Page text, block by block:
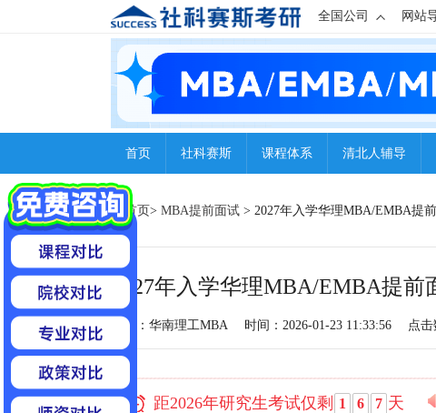
全国公司 网站
首页 社科赛斯 课程体系 清北人辅导
首页> MBA提前面试 > 2027年入学华理MBA/EMBA提
2027年入学华理MBA/EMBA提
来源：华南理工MBA 时间：2026-01-23 11:33:56 点击
距2026年研究生考试仅剩 1 6 7 天